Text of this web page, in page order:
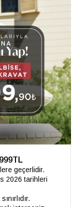
geçerlidir.
2026 tarihleri